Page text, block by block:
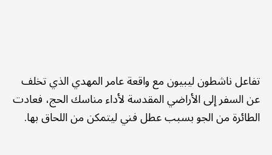
تفاعل ناشطون ليبيون مع واقعة عامر المهدي الذي تخلف
عن السفر إلى الأراضي المقدسة لأداء مناسك الحج، فعادت
الطائرة من الجو بسبب عطل فني ليتمكن من اللحاق بها.